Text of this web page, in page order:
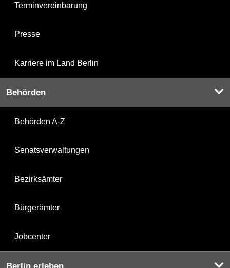
Terminvereinbarung
Presse
Karriere im Land Berlin
Behörden
Behörden A-Z
Senatsverwaltungen
Bezirksämter
Bürgerämter
Jobcenter
Berlin erleben